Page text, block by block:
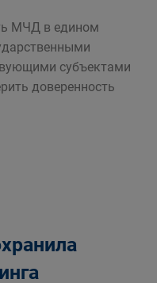
МЧД в едином
субъектами
доверенность